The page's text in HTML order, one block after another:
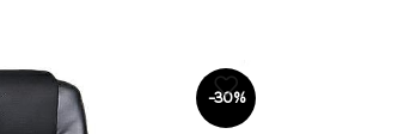
-30%